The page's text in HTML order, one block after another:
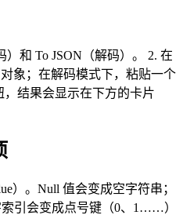
）和 To JSON（解码）。 2. 在
象；在解码模式下，粘贴一个
结果会显示在下方的卡片
）。Null 值会变成空字符串；
引会变成点号键（0、1……）